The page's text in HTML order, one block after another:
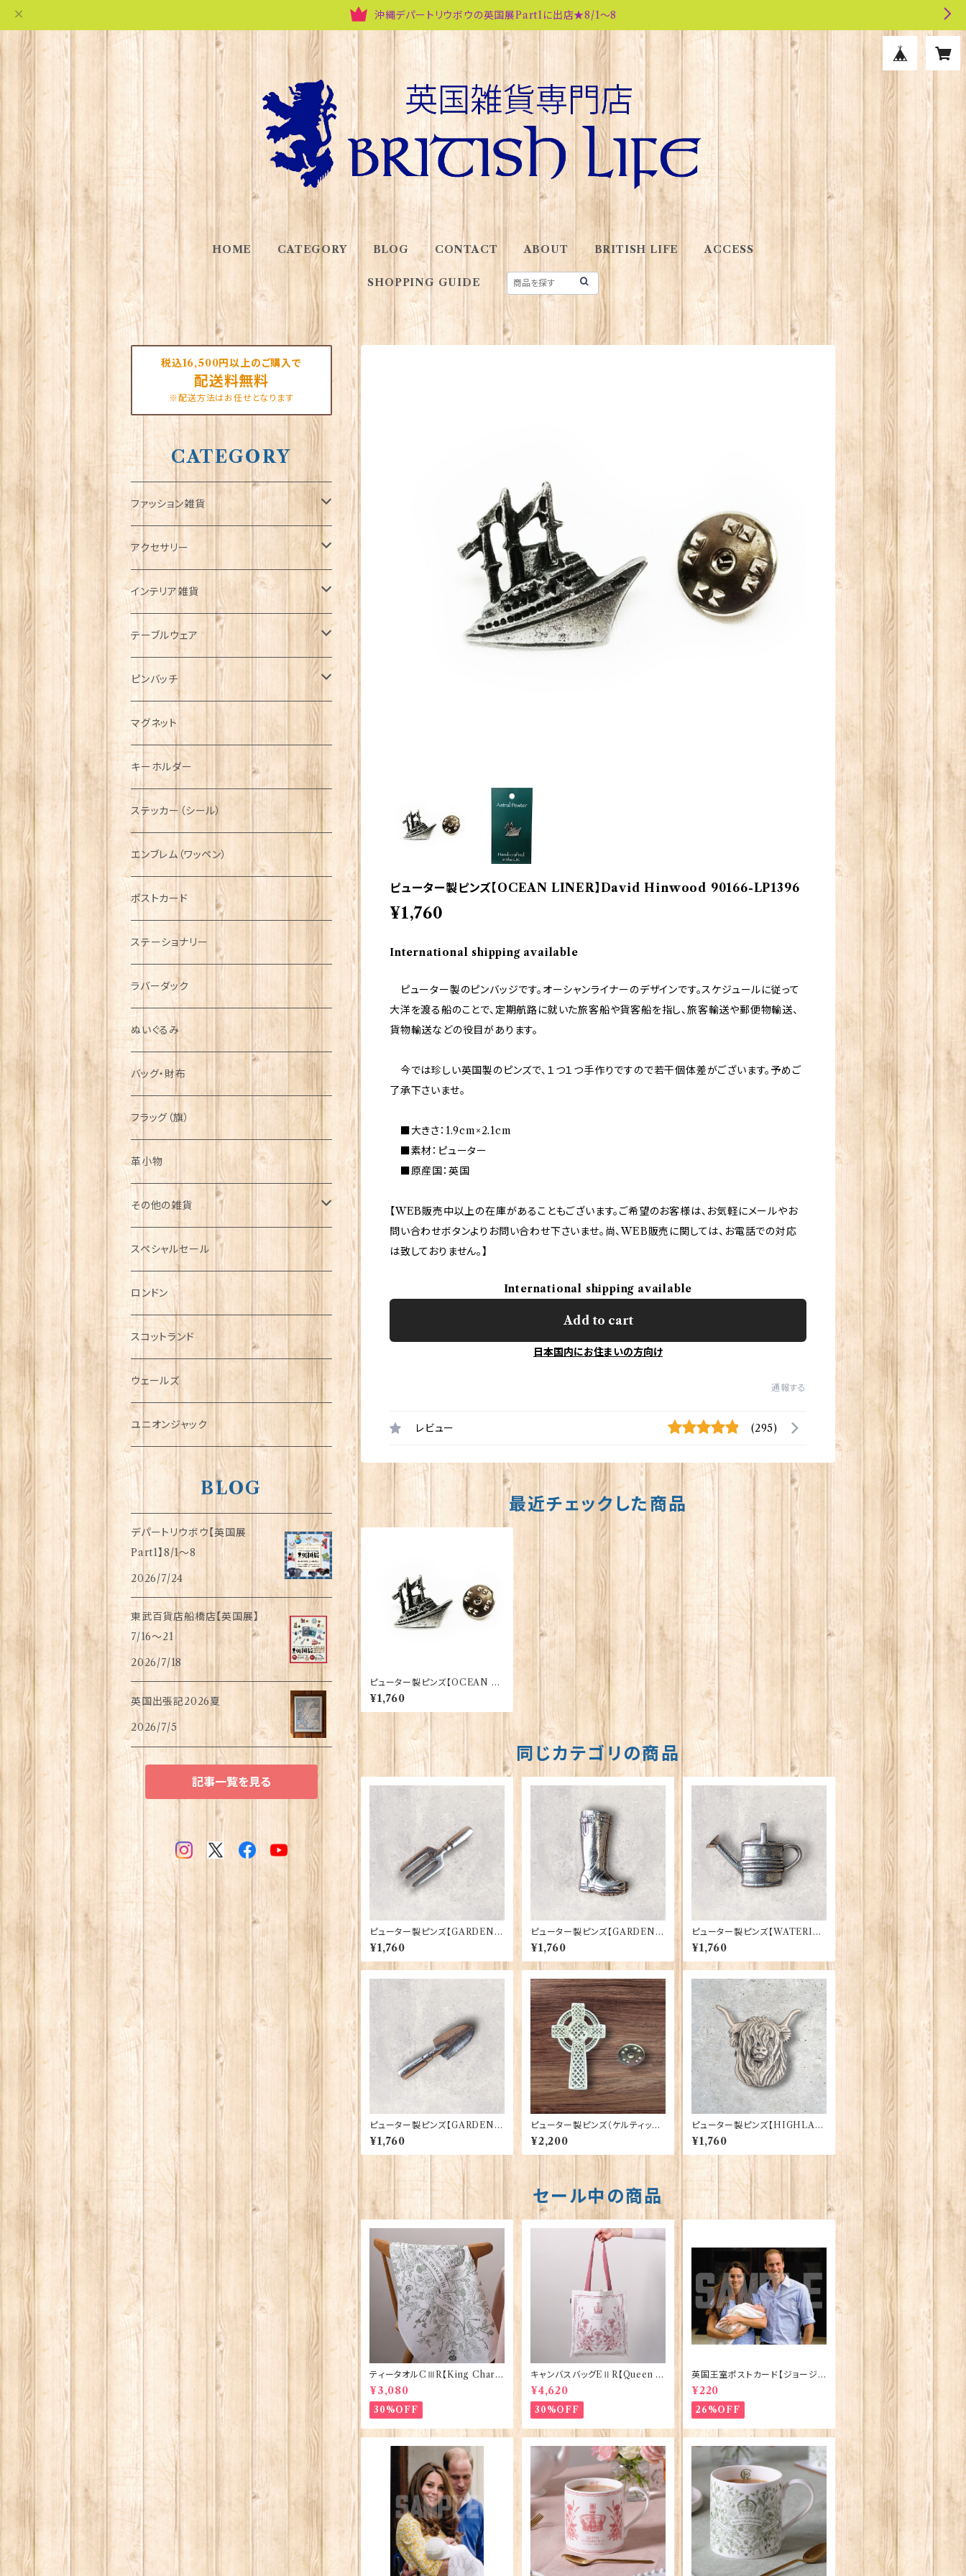
沖縄デパートリウボウの英国展Part1に出店★8/1～8
HOME CATEGORY BLOG CONTACT ABOUT BRITISH LIFE ACCESS
SHOPPING GUIDE
ピューター製ピンズ【OCEAN LINER】David Hinwood 90166-LP1396
¥1,760
International shipping available
ピューター製のピンバッジです。オーシャンライナーのデザインです。スケジュールに従って
大洋を渡る船のことで、定期航路に就いた旅客船や貨客船を指し、旅客輸送や郵便物輸送、
貨物輸送などの役目があります。
今では珍しい英国製のピンズで、１つ１つ手作りですので若干個体差がございます。予めご
了承下さいませ。
■大きさ：1.9cm×2.1cm
■素材：ピューター
■原産国：英国
【WEB販売中以上の在庫があることもございます。ご希望のお客様は、お気軽にメールやお
問い合わせボタンよりお問い合わせ下さいませ。尚、WEB販売に関しては、お電話での対応
は致しておりません。】
International shipping available
Add to cart
日本国内にお住まいの方向け
通報する
レビュー (295)
最近チェックした商品
ピューター製ピンズ【OCEAN LI
NER】David Hinwood 90166
-LP1396
¥1,760
同じカテゴリの商品
ピューター製ピンズ【GARDENE
RS FORK】Cadogan 90166-X
WTP167
¥1,760
ピューター製ピンズ【GARDEN B
OOT】Cadogan 90166-XWT
P166
¥1,760
ピューター製ピンズ【WATERIN
G CAN】Cadogan 90166-XW
TP165
¥1,760
ピューター製ピンズ【GARDEN T
ROWEL】Cadogan 90166-X
WTP164
¥1,760
ピューター製ピンズ（ケルティック
クロス）【Cadogan】 s-007-XD
HLP0157
¥2,200
ピューター製ピンズ【HIGHLAN
D COW】Cadogan 90166-XD
HLP1855
¥1,760
セール中の商品
ティータオルCⅢR【King Charle
sⅢ Coronation】Victoria Egg
s 50129
¥3,080
30%OFF
キャンバスバッグEⅡR【Queen El
izabethⅡ Commemorative】
Victoria Eggs 90332
¥4,620
30%OFF
英国王室ポストカード【ジョージ
王子ご誕生】Pageantry Postca
rd 90183-JEF100
¥220
26%OFF
税込16,500円以上のご購入で
配送料無料
※配送方法はお任せとなります
CATEGORY
ファッション雑貨
タータンネクタイ
帽子
キャップ
ハンチング帽
キャスケット
ディアストーカー
ニット帽
Tシャツ
マフラー
タータン【Bronte by Moon】
タータン【Glencroft】
ボタンラップマフラー【Aran Traditions】
サッシュ
スカーフ
ファッションマスク
アクセサリー
ORTAK
ブローチ
ペンダント
チャーム
その他のアクセサリー
インテリア雑貨
インテリア置物
ラブスプーン
ラブスプーン【SION LLEWELLYN】
ラブスプーン【PAUL CURTIS】
ファブリック
テーブルウェア
ティータオル
ペーパーナプキン
ティーコジー
その他テーブルウェア
ピンバッチ
ジェネラルデザイン
乗り物
動物＆植物
国旗＆紋章
音楽＆楽器
ミリタリー
NAVY
AIRFORCE
ARMY
ピューター
マグネット
キーホルダー
ステッカー（シール）
エンブレム（ワッペン）
ポストカード
ステーショナリー
ラバーダック
ぬいぐるみ
バッグ・財布
フラッグ（旗）
革小物
その他の雑貨
ミニカー
チャーム
犬グッズ
傘
指貫(シンブル)
スペシャルセール
ロンドン
スコットランド
ウェールズ
ユニオンジャック
BLOG
デパートリウボウ【英国展
Part1】8/1〜8
2026/7/24
東武百貨店船橋店【英国展】
7/16～21
2026/7/18
英国出張記2026夏
2026/7/5
記事一覧を見る